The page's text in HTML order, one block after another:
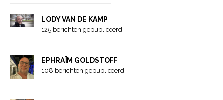
LODY VAN DE KAMP
125 berichten gepubliceerd
EPHRAÏM GOLDSTOFF
108 berichten gepubliceerd